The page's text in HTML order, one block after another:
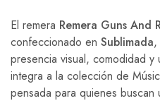
El remera Remera Guns And
confeccionado en Sublimada,
presencia visual, comodidad
integra a la colección de
pensada para quienes